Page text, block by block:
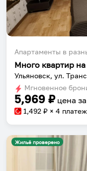
Апартаменты в
Много квартир
Ульяновск, ул.
Мгновенное
5,969 ₽ цена за
1,492 ₽ × 4
Жильё проверено